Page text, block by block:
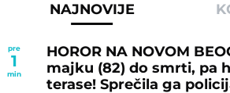
NAJNOVIJE
pre
1
min
HOROR NA NOVOM
majku (82) do smrti, pa
terase! Sprečila ga